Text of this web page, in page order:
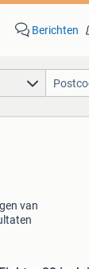
Berichten
van